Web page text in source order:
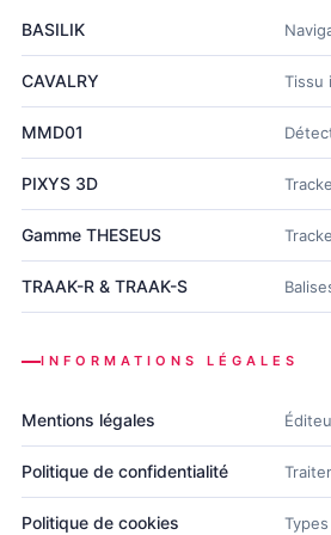
BASILIK
CAVALRY Tissu
MMD01
PIXYS 3D
Gamme THESEUS
TRAAK-R & TRAAK-S
INFORMATIONS LÉGALES
Mentions légales
Politique de confidentialité
Politique de cookies